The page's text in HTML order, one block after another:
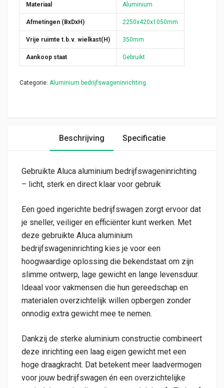
Materiaal Aluminium
Afmetingen (BxDxH) 2250x420x1050mm
Vrije ruimte t.b.v. wielkast(H) 350mm
Aankoop staat Gebruikt
Categorie: Aluminium bedrijfswageninrichting
Beschrijving Specificatie
Gebruikte Aluca aluminium bedrijfswageninrichting
– licht, sterk en direct klaar voor gebruik
Een goed ingerichte bedrijfswagen zorgt ervoor dat
je sneller, veiliger en efficiënter kunt werken. Met
deze gebruikte Aluca aluminium
bedrijfswageninrichting kies je voor een
hoogwaardige oplossing die bekendstaat om zijn
slimme ontwerp, lage gewicht en lange levensduur.
Ideaal voor vakmensen die hun gereedschap en
materialen overzichtelijk willen opbergen zonder
onnodig extra gewicht mee te nemen.
Dankzij de sterke aluminium constructie combineert
deze inrichting een laag eigen gewicht met een
hoge draagkracht. Dat betekent meer laadvermogen
voor jouw bedrijfswagen én een overzichtelijke